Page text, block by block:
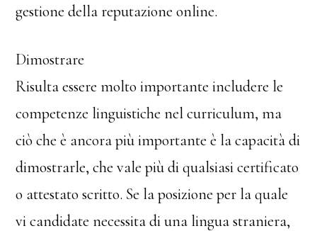
gestione della reputazione online.
Dimostrare
Risulta essere molto importante includere le
competenze linguistiche nel curriculum, ma
ciò che è ancora più importante è la capacità di
dimostrarle, che vale più di qualsiasi certificato
o attestato scritto. Se la posizione per la quale
vi candidate necessita di una lingua straniera,